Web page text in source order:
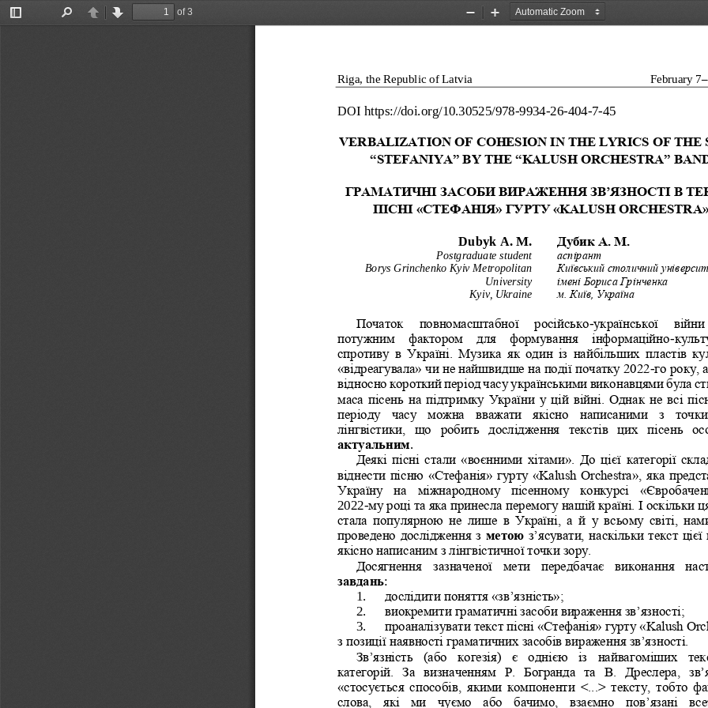
Toggle
PreviousNext
of 3
Zoom
Zoom
Riga, the Republic of Latvia February 7–
DOI https://doi.org/10.30525/978-9934-26-404-7-45
VERBALIZATION OF COHESION IN THE LYRICS OF THE
“STEFANIYA” BY THE “KALUSH ORCHESTRA”
ГРАМАТИЧНІ ЗАСОБИ ВИРАЖЕННЯ ЗВ’ЯЗНОСТІ В
ПІСНІ «СТЕФАНІЯ» ГУРТУ «KALUSH ORCHESTRA»
Dubyk A. M.
Postgraduate student
Borys Grinchenko Kyiv Metropolitan
University
Kyiv, Ukraine
Дубик А. М.
аспірант
Київський столичний
імені Бориса Грінченка
м. Київ, Україна
Початок   повномасштабної   російсько-української
потужним  фактором  для  формування  інформаційно-
спротиву  в  Україні.  Музика  як  один  із  найбільших  пластів
«відреагувала» чи не найшвидше на події початку 2022-го року,
відносно короткий період часу українськими виконавцями була ст
маса пісень на підтримку України у цій війні. Однак не всі
періоду  часу  можна  вважати  якісно  написаними  з
лінгвістики,  що  робить  дослідження  текстів  цих  пісень
актуальним
Деякі пісні стали «воєнними хітами». До цієї категорії
віднести пісню «Стефанія» гурту «Kalush Orchestra», яка
Україну  на  міжнародному  пісенному  конкурсі
2022-му році та яка принесла перемогу нашій країні. І оскільки
стала  популярною  не  лише  в  Україні ,  а  й  у  всьому  світі,
проведено дослідження з метою з’ясувати, наскільки текст цієї
якісно написаним з лінгвістичної точки зору.
Досягнення  зазначеної  мети  передбачає  виконання
завдань:
1.
дослідити поняття «зв’язність»;
2.
виокремити граматичні засоби вираження зв’язності;
3.
проаналізувати текст пісні «Стефанія» гурту «Kalush
з позиції наявності граматичних засобів вираження зв’язності.
Зв’язність  (або  когезія)  є  однією  із  найвагоміших
категорій.  За визначенням  Р.  Богранда  та  В.  Дреслера,
«стосується  способів,  якими  компоненти  <...>  тексту,  тобто
слова,  які  ми  чуємо  або  бачимо,  взаємно  пов’язані